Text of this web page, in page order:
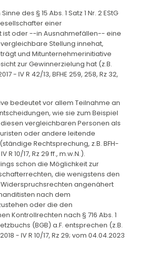
des § 15 Abs. 1 Satz 1 Nr. 2 EStG
einer
ist oder --in Ausnahmefällen-- eine
Stellung innehat,
und Mitunternehmerinitiative
zur Gewinnerzielung hat (z.B.
- IV R 42/13, BFHE 259, 258, Rz 32,
bedeutet vor allem Teilnahme an
wie sie zum Beispiel
vergleichbaren Personen als
oder andere leitende
Rechtsprechung, z.B. BFH-
R 10/17, Rz 29 ff., m.w.N.).
schon die Möglichkeit zur
die wenigstens den
angenähert
nach dem
oder die den
Kontrollrechten nach § 716 Abs. 1
(BGB) a.F. entsprechen (z.B.
- IV R 10/17, Rz 29; vom 04.04.2023